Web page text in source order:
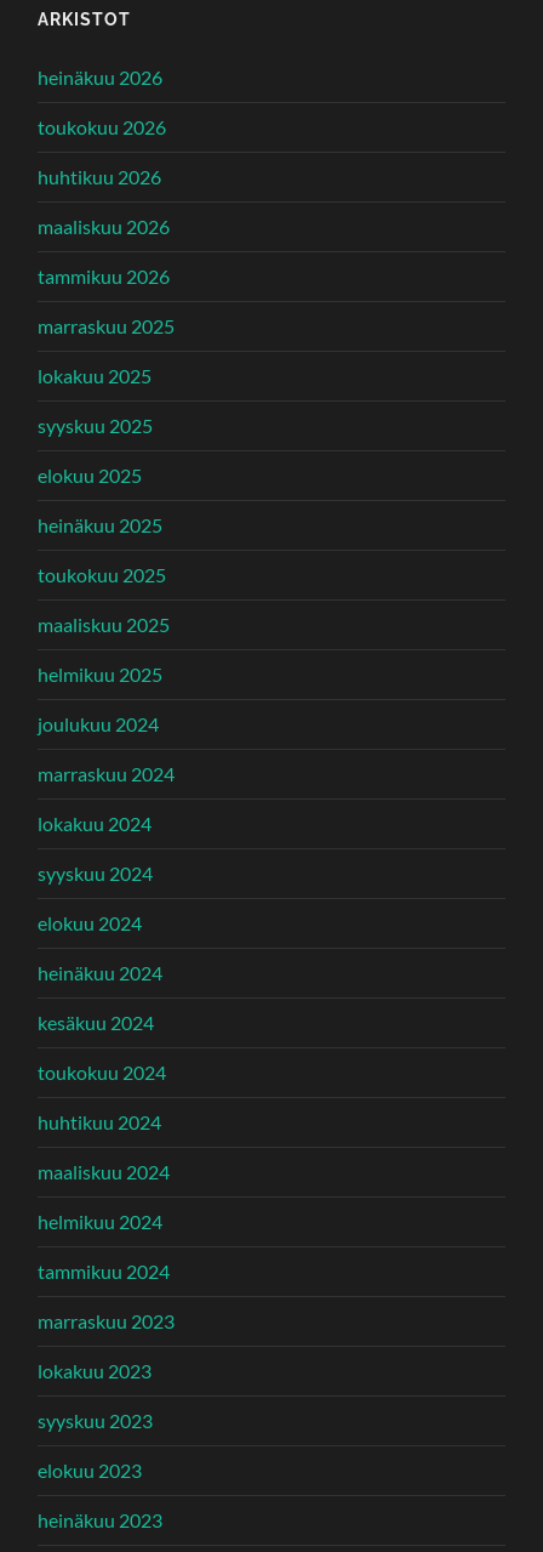
ARKISTOT
heinäkuu 2026
toukokuu 2026
huhtikuu 2026
maaliskuu 2026
tammikuu 2026
marraskuu 2025
lokakuu 2025
syyskuu 2025
elokuu 2025
heinäkuu 2025
toukokuu 2025
maaliskuu 2025
helmikuu 2025
joulukuu 2024
marraskuu 2024
lokakuu 2024
syyskuu 2024
elokuu 2024
heinäkuu 2024
kesäkuu 2024
toukokuu 2024
huhtikuu 2024
maaliskuu 2024
helmikuu 2024
tammikuu 2024
marraskuu 2023
lokakuu 2023
syyskuu 2023
elokuu 2023
heinäkuu 2023